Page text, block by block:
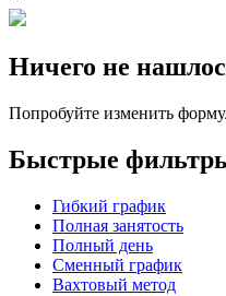
Ничего не
Попробуйте изменить
Быстрые
Гибкий график
Полная занятость
Полный день
Сменный график
Вахтовый метод